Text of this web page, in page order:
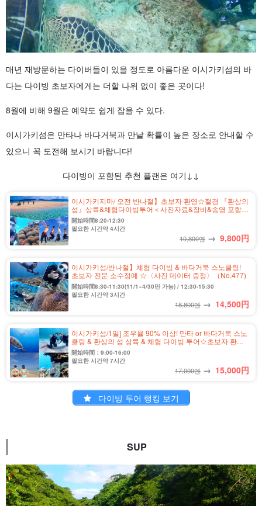
매년 재방문하는 다이버들이 있을 정도로 아름다운 이시가키섬의 바
다는 다이빙 초보자에게는 더할 나위 없이 좋은 곳이다!
8월에 비해 9월은 예약도 쉽게 잡을 수 있다.
이시가키섬은 만타나 바다거북과 만날 확률이 높은 장소로 안내할 수
있으니 꼭 도전해 보시기 바랍니다!
다이빙이 포함된 추천 플랜은 여기↓↓
이시가키지마/ 오전 반나절】초보자 환영☆절경 『환상의
섬』상륙&체험다이빙투어＜사진자료&장비&송영 포함＞
전날 18시까지 취소 수수료 무료♪（No.341)
開始時間8:20-12:30
필요한 시간약 4시간
10,800엔 → 9,800円
이시가키섬/반나절】체험 다이빙 & 바다거북 스노클링!
초보자 전문 소수정예 ☆〈사진 데이터 증정〉（No.477)
開始時間8:30-11:30(11/1~4/30만 가능) / 12:30-15:30
필요한 시간약 3시간
18,800엔 → 14,500円
이시가키섬/1일] 조우율 90% 이상! 만타 or 바다거북 스노
클링 & 환상의 섬 상륙 & 체험 다이빙 투어☆초보자 환영
＜수중 사진 & 송영 포함＞ 소수정예로 안심♪(No.525)
開始時間：9:00-16:00
필요한 시간약 7시간
17,000엔 → 15,000円
다이빙 투어 랭킹 보기
SUP